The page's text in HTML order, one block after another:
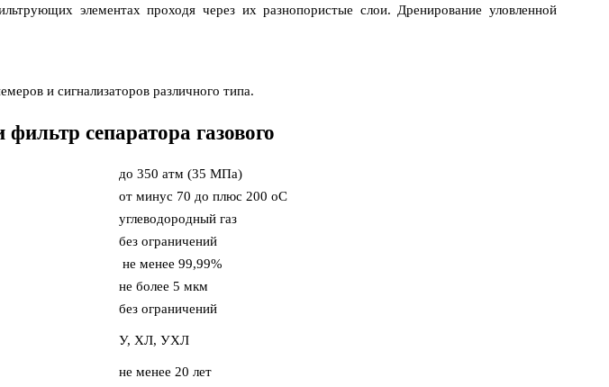
элементах проходя через их разнопористые слои. Дренирование уловленной
и сигнализаторов различного типа.
сепаратора газового
до 350 атм (35 МПа)
от минус 70 до плюс 200 оС
углеводородный газ
без ограничений
не менее 99,99%
не более 5 мкм
без ограничений
У, ХЛ, УХЛ
не менее 20 лет